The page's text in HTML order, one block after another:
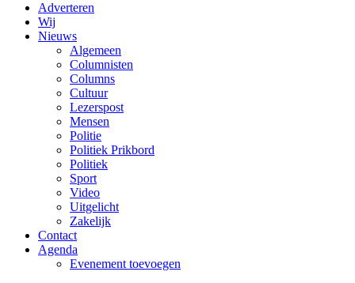
Adverteren
Wij
Nieuws
Algemeen
Columnisten
Columns
Cultuur
Lezerspost
Mensen
Politie
Politiek Prikbord
Politiek
Sport
Video
Uitgelicht
Zakelijk
Contact
Agenda
Evenement toevoegen